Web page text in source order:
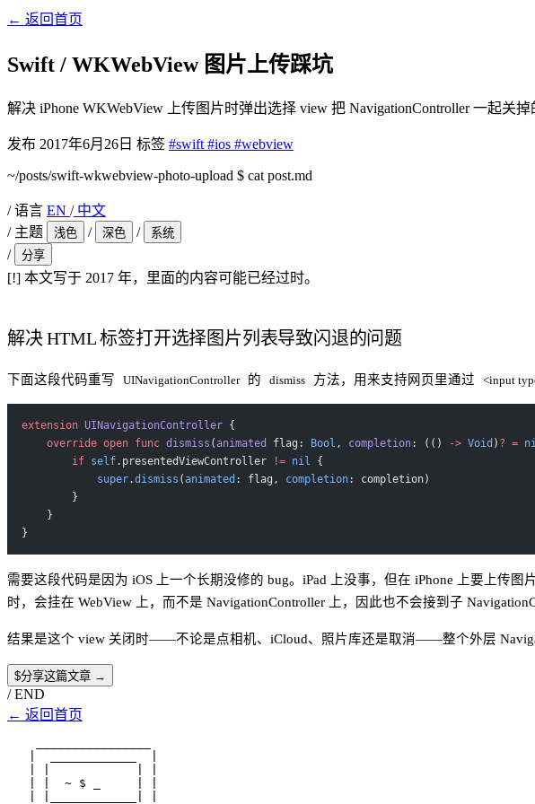
← 返回首页
Swift / WKWebView 图片上传踩坑
解决 iPhone WKWebView 上传图片时弹出选择 view 把 NavigationController 一起关掉
发布 2017年6月26日 标签 #swift #ios #webview
~/posts/swift-wkwebview-photo-upload $ cat post.md
/语言 EN /中文
/主题 浅色 / 深色 / 系统
/ 分享
[!] 本文写于 2017 年，里面的内容可能已经过时。
解决 HTML 标签打开选择图片列表导致闪退的问题
下面这段代码重写 UINavigationController 的 dismiss 方法，用来支持网页里通过 <input
extension UINavigationController {
    override
open func dismiss (animated flag: Bool , completion: (() -> Void ) ? =
        if
self.presentedViewController != nil {
            super
.dismiss (animated : flag, completion: completion)
        }
    }
}
需要这段代码是因为 iOS 上一个长期没修的 bug。iPad 上没事，但在 iPhone 上要上传
时，会挂在 WebView 上，而不是 NavigationController 上，因此也不会接到子
结果是这个 view 关闭时——不论是点相机、iCloud、照片库还是取消——整个外层
$分享这篇文章 →
/END
← 返回首页
   | |  ~ $ _     | |